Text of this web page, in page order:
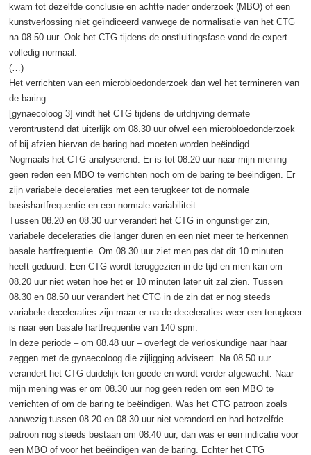
kwam tot dezelfde conclusie en achtte nader onderzoek (MBO) of een
kunstverlossing niet geïndiceerd vanwege de normalisatie van het CTG
na 08.50 uur. Ook het CTG tijdens de onstluitingsfase vond de expert
volledig normaal.
(…)
Het verrichten van een microbloedonderzoek dan wel het termineren van
de baring.
[gynaecoloog 3] vindt het CTG tijdens de uitdrijving dermate
verontrustend dat uiterlijk om 08.30 uur ofwel een microbloedonderzoek
of bij afzien hiervan de baring had moeten worden beëindigd.
Nogmaals het CTG analyserend. Er is tot 08.20 uur naar mijn mening
geen reden een MBO te verrichten noch om de baring te beëindigen. Er
zijn variabele deceleraties met een terugkeer tot de normale
basishartfrequentie en een normale variabiliteit.
Tussen 08.20 en 08.30 uur verandert het CTG in ongunstiger zin,
variabele deceleraties die langer duren en een niet meer te herkennen
basale hartfrequentie. Om 08.30 uur ziet men pas dat dit 10 minuten
heeft geduurd. Een CTG wordt teruggezien in de tijd en men kan om
08.20 uur niet weten hoe het er 10 minuten later uit zal zien. Tussen
08.30 en 08.50 uur verandert het CTG in de zin dat er nog steeds
variabele deceleraties zijn maar er na de deceleraties weer een terugkeer
is naar een basale hartfrequentie van 140 spm.
In deze periode – om 08.48 uur – overlegt de verloskundige naar haar
zeggen met de gynaecoloog die zijligging adviseert. Na 08.50 uur
verandert het CTG duidelijk ten goede en wordt verder afgewacht. Naar
mijn mening was er om 08.30 uur nog geen reden om een MBO te
verrichten of om de baring te beëindigen. Was het CTG patroon zoals
aanwezig tussen 08.20 en 08.30 uur niet veranderd en had hetzelfde
patroon nog steeds bestaan om 08.40 uur, dan was er een indicatie voor
een MBO of voor het beëindigen van de baring. Echter het CTG